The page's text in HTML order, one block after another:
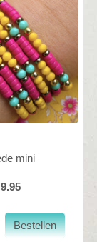
mini
9.95